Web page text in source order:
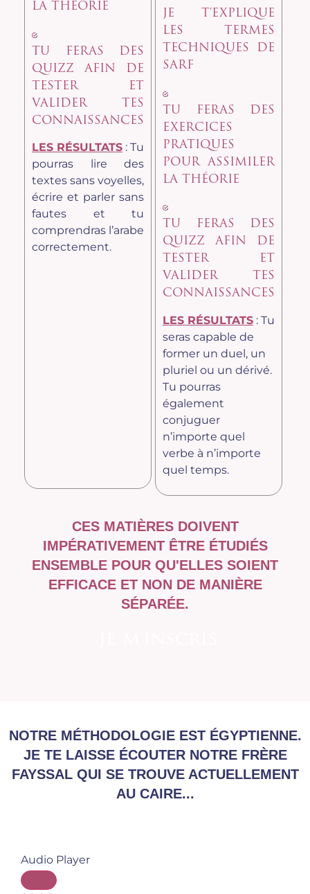
LA THÉORIE
TU FERAS DES
QUIZZ AFIN DE
TESTER ET
VALIDER TES
CONNAISSANCES
LES RÉSULTATS : Tu
pourras lire des
textes sans voyelles,
écrire et parler sans
fautes et tu
comprendras l’arabe
correctement.
JE T'EXPLIQUE
LES TERMES
TECHNIQUES DE
SARF
TU FERAS DES
EXERCICES
PRATIQUES
POUR ASSIMILER
LA THÉORIE
TU FERAS DES
QUIZZ AFIN DE
TESTER ET
VALIDER TES
CONNAISSANCES
LES RÉSULTATS : Tu
seras capable de
former un duel, un
pluriel ou un dérivé.
Tu pourras
également
conjuguer
n’importe quel
verbe à n’importe
quel temps.
CES MATIÈRES DOIVENT
IMPÉRATIVEMENT ÊTRE ÉTUDIÉS
ENSEMBLE POUR QU'ELLES SOIENT
EFFICACE ET NON DE MANIÈRE
SÉPARÉE.
NOTRE MÉTHODOLOGIE EST ÉGYPTIENNE.
JE TE LAISSE ÉCOUTER NOTRE FRÈRE
FAYSSAL QUI SE TROUVE ACTUELLEMENT
AU CAIRE...
Audio Player